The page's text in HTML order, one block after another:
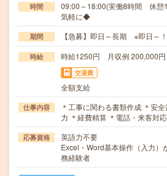
時間
09:00～18:00(実働8時間 休憩
気軽に◆
期間 【急募】即日～長期 ※即日～！
時給 時給1250円 月収例 200,000円
交通費
全額支給
仕事内容
＊工事に関わる書類作成 ＊安
力 ＊経費精算 ＊電話・来客対
応募資格
英語力不要
Excel・Word基本操作（入力）
務経験者